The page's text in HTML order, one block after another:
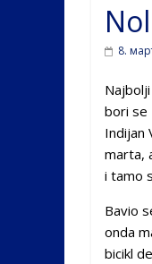
8.
bori se
Indijan
marta,
i tamo
Bavio
onda
bicikl